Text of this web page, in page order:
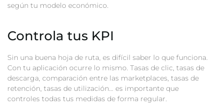
según tu modelo económico.
Controla tus KPI
Sin una buena hoja de ruta, es difícil saber lo que funciona.
Con tu aplicación ocurre lo mismo. Tasas de clic, tasas de
descarga, comparación entre las marketplaces, tasas de
retención, tasas de utilización… es importante que
controles todas tus medidas de forma regular.